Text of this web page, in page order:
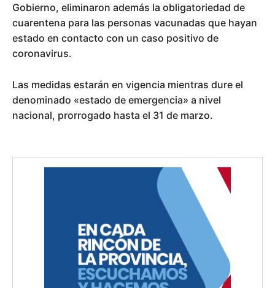
Gobierno, eliminaron además la obligatoriedad de
cuarentena para las personas vacunadas que hayan
estado en contacto con un caso positivo de
coronavirus.
Las medidas estarán en vigencia mientras dure el
denominado «estado de emergencia» a nivel
nacional, prorrogado hasta el 31 de marzo.